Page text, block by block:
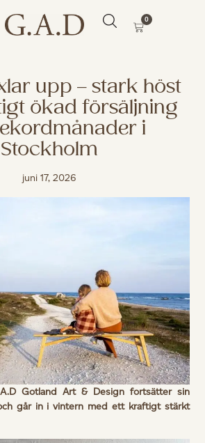
0
upp – stark höst
ökad försäljning
i
Stockholm
juni 17, 2026
Gotland Art & Design fortsätter sin
går in i vintern med ett kraftigt stärkt